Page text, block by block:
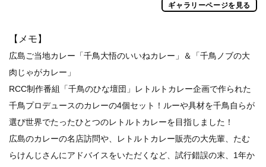
ギャラリーページを見る
【メモ】
広島ご当地カレー「千鳥大悟のいいねカレー」＆「千鳥ノブの大
肉じゃがカレー」
RCC制作番組「千鳥のひな壇団」レトルトカレー企画で作られた
千鳥プロデュースのカレーの4個セット！ルーや具材を千鳥自らが
選び世界でたったひとつのレトルトカレーを目指しました！
広島のカレーの名店訪問や、レトルトカレー販売の大先輩、たむ
らけんじさんにアドバイスをいただくなど、試行錯誤の末、1年か